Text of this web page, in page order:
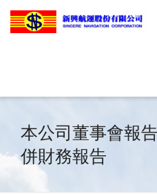
本公司董事會報
併財務報告